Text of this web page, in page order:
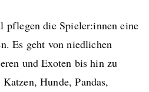
pflegen die Spieler:innen eine
Es geht von niedlichen
und Exoten bis hin zu
Hunde, Pandas,